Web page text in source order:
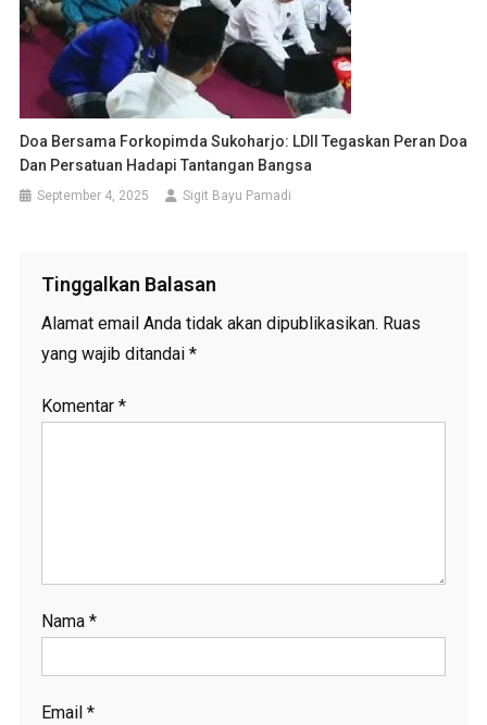
Doa Bersama Forkopimda Sukoharjo: LDII Tegaskan Peran Doa
Dan Persatuan Hadapi Tantangan Bangsa
September 4, 2025 Sigit Bayu Pamadi
Tinggalkan Balasan
Alamat email Anda tidak akan dipublikasikan. Ruas
yang wajib ditandai *
Komentar *
Nama *
Email *